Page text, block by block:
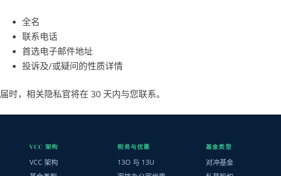
全名
联系电话
首选电子邮件地址
投诉及/或疑问的性质详情
届时，相关隐私官将在 30 天内与您联系。
VCC 架构
VCC 架构
税务与优惠
13O 与 13U
基金类型
对冲基金